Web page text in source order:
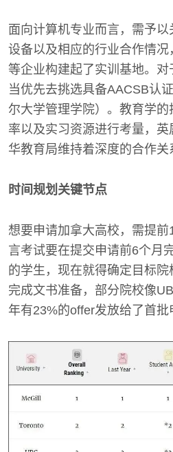
面向计算机专业而言，需予
设备以及相应的行业合作情
等企业构建起了实训基地。
当优先去挑选具备AACSB认
尔大学管理学院）。教育学
率以及实习资源进行考量，
华教育局维持着深度的合作关
时间规划关键节点
想要申请加拿大高校，需提
言考试要在提交申请前6个月
的学生，现在就得确定目标
完成文书准备，部分院校像
年有23%的offer发放给了首批